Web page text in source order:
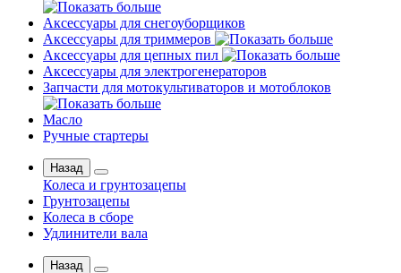
Аксессуары для снегоуборщиков
Аксессуары для триммеров
Аксессуары для цепных пил
Аксессуары для электрогенераторов
Запчасти для мотокультиваторов и мотоблоков
Масло
Ручные стартеры
Назад
Колеса и грунтозацепы
Грунтозацепы
Колеса в сборе
Удлинители вала
Назад